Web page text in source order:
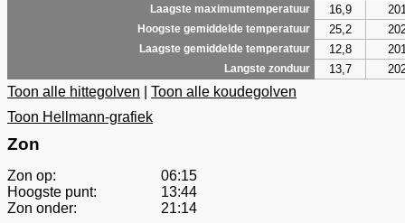
Laagste maximumtemperatuur 16,9
Hoogste gemiddelde temperatuur 25,2
Laagste gemiddelde temperatuur 12,8
Langste zonduur 13,7
Toon alle hittegolven
Toon alle koudegolven
Toon Hellmann-grafiek
Zon
Zon op:
06:15
Hoogste punt:
13:44
Zon onder:
21:14